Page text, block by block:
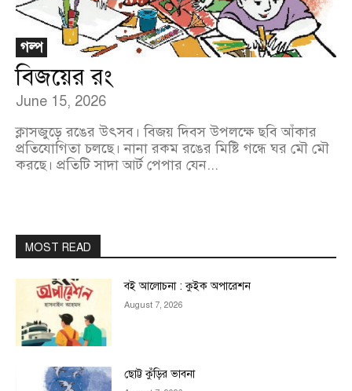
গল্প
বিজয়ের রং
June 15, 2026
ক্লাসজুড়ে রঙের উৎসব। বিজয় দিবস উপলক্ষে ছবি আঁকার
প্রতিযোগিতা চলছে। নানা রকম রঙের মিষ্টি গন্ধে ঘর মৌ মৌ
করছে। প্রতিটি সাদা আর্ট পেপার যেন...
MOST READ
বই আলোচনা : কুইক অপারেশন
August 7, 2026
ছোট্ট কুঁড়ির ভাবনা